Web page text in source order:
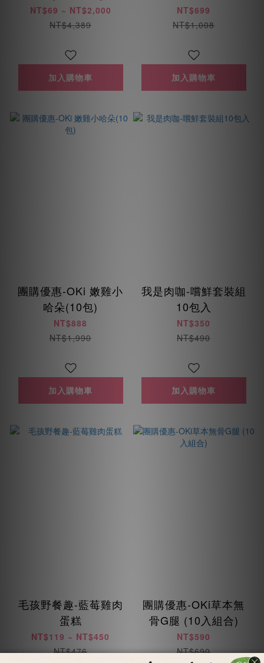
NT$69 ~ NT$2,000
NT$4,389
加入購物車
(免運優惠每人限用乙
次)
NT$699
NT$1,008
加入購物車
團購優惠-OKi 嫩雞小
哈朵(10包)
NT$888
NT$1,990
加入購物車
我是肉咖-嚐鮮套裝組
10包入
NT$350
NT$490
加入購物車
毛孩野餐趣-藍莓雞肉
蛋糕
NT$119 ~ NT$450
NT$476
團購優惠-OKi草本無
骨G腿 (10入組合)
NT$590
NT$690